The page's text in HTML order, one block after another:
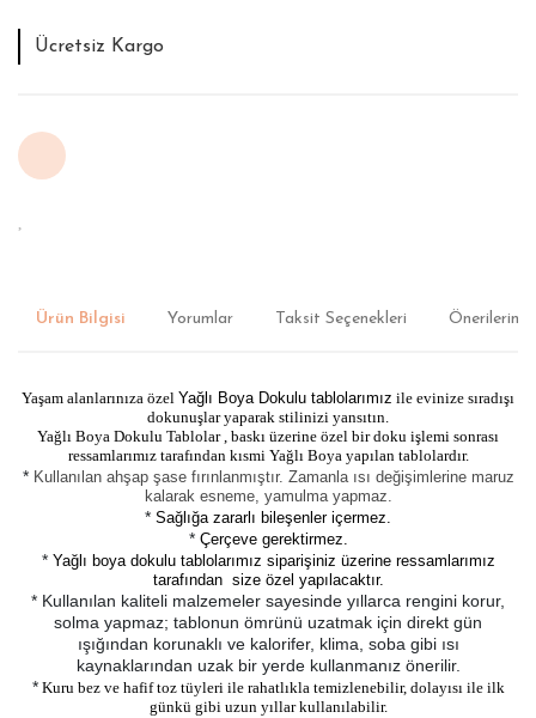
Ücretsiz Kargo
Ürün Bilgisi Yorumlar Taksit Seçenekleri Önerileriniz
Yaşam alanlarınıza özel Yağlı Boya Dokulu tablolarımız ile evinize sıradışı
dokunuşlar yaparak stilinizi yansıtın.
Yağlı Boya Dokulu Tablolar , baskı üzerine özel bir doku işlemi sonrası
ressamlarımız tarafından kısmi Yağlı Boya yapılan tablolardır.
*Kullanılan ahşap şase fırınlanmıştır. Zamanla ısı değişimlerine maruz
kalarak esneme, yamulma yapmaz.
* Sağlığa zararlı bileşenler içermez.
*Çerçeve gerektirmez.
* Yağlı boya dokulu tablolarımız siparişiniz üzerine ressamlarımız
tarafından size özel yapılacaktır.
* Kullanılan kaliteli malzemeler sayesinde yıllarca rengini korur,
solma yapmaz; tablonun ömrünü uzatmak için direkt gün
ışığından korunaklı ve kalorifer, klima, soba gibi ısı
kaynaklarından uzak bir yerde kullanmanız önerilir.
*Kuru bez ve hafif toz tüyleri ile rahatlıkla temizlenebilir, dolayısı ile ilk
günkü gibi uzun yıllar kullanılabilir.